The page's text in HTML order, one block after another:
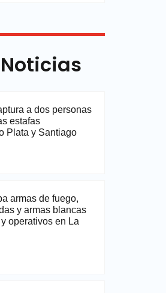
a dos personas
estafas
Plata y Santiago
armas de fuego,
y armas blancas
operativos en La